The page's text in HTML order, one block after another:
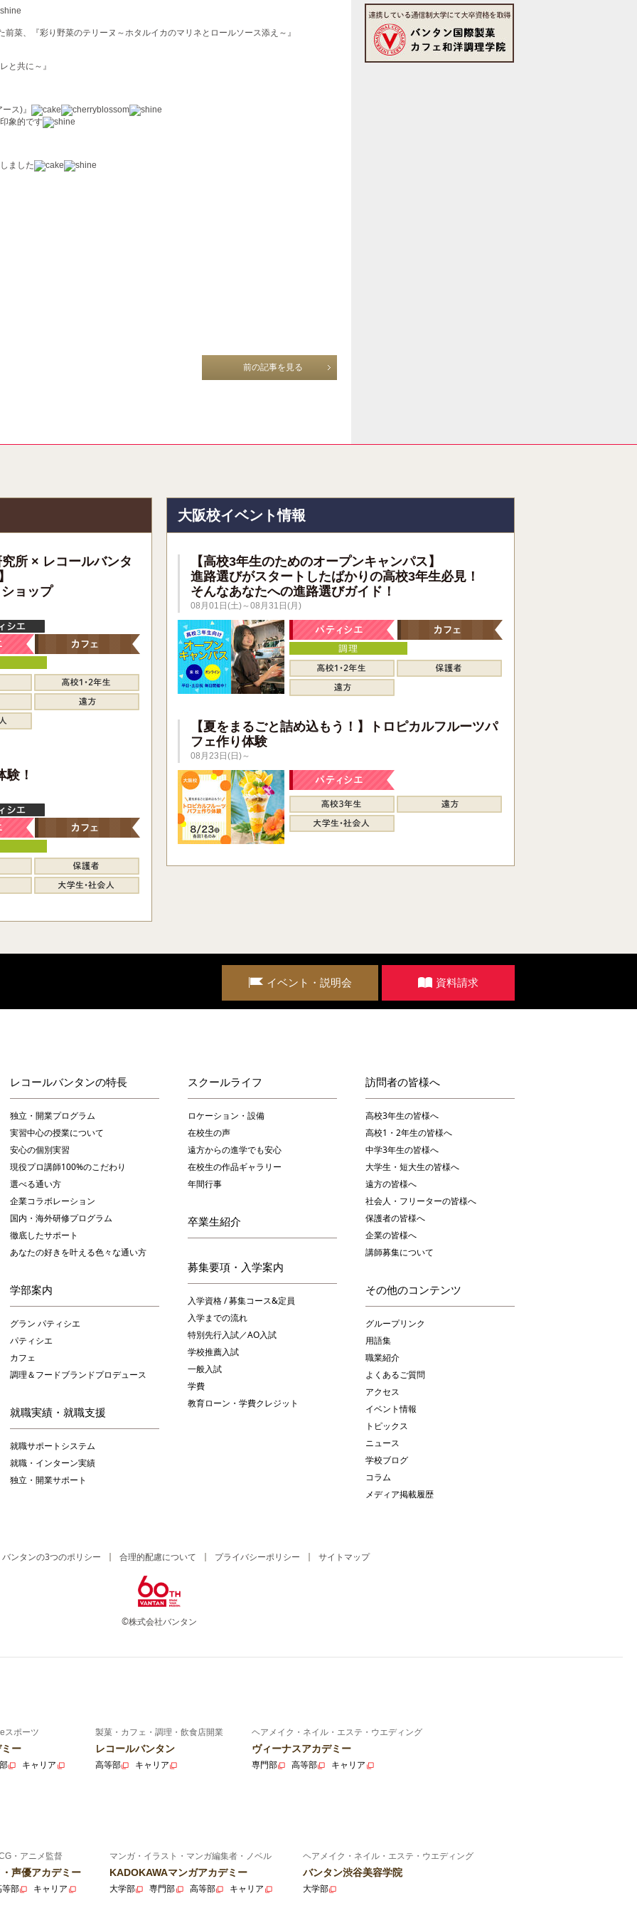
前菜、『彩り野菜のテリーヌ～ホタルイカのマリネとロールソース添え～』
と共に～』
ス)』
象的です
ました
前の記事を見る
所 × レコールバンタ
ョップ
！
大阪校イベント情報
【高校3年生のためのオープンキャンパス】
進路選びがスタートしたばかりの高校3年生必見！
そんなあなたへの進路選びガイド！
08月01日(土)～08月31日(月)
【夏をまるごと詰め込もう！】トロピカルフルーツパ
フェ作り体験
08月23日(日)～
イベント・説明会 資料請求
レコールバンタンの特長
独立・開業プログラム
実習中心の授業について
安心の個別実習
現役プロ講師100%のこだわり
選べる通い方
企業コラボレーション
国内・海外研修プログラム
徹底したサポート
あなたの好きを叶える⾊々な通い⽅
学部案内
グラン パティシエ
パティシエ
カフェ
調理＆フードブランドプロデュース
就職実績・就職支援
就職サポートシステム
就職・インターン実績
独立・開業サポート
スクールライフ
ロケーション・設備
在校生の声
遠方からの進学でも安心
在校生の作品ギャラリー
年間行事
卒業生紹介
募集要項・入学案内
入学資格 / 募集コース&定員
入学までの流れ
特別先行入試／AO入試
学校推薦入試
一般入試
学費
教育ローン・学費クレジット
訪問者の皆様へ
高校3年生の皆様へ
高校1・2年生の皆様へ
中学3年生の皆様へ
大学生・短大生の皆様へ
遠方の皆様へ
社会人・フリーターの皆様へ
保護者の皆様へ
企業の皆様へ
講師募集について
その他のコンテンツ
グループリンク
用語集
職業紹介
よくあるご質問
アクセス
イベント情報
トピックス
ニュース
学校ブログ
コラム
メディア掲載履歴
バンタンの3つのポリシー 合理的配慮について プライバシーポリシー サイトマップ
©株式会社バンタン
スポーツ
ー
キャリア
製菓・カフェ・調理・飲食店開業
レコールバンタン
高等部 キャリア
ヘアメイク・ネイル・エステ・ウエディング
ヴィーナスアカデミー
専門部 高等部 キャリア
・アニメ監督
声優アカデミー
等部 キャリア
マンガ・イラスト・マンガ編集者・ノベル
KADOKAWAマンガアカデミー
大学部 専門部 高等部 キャリア
ヘアメイク・ネイル・エステ・ウエディング
バンタン渋谷美容学院
大学部